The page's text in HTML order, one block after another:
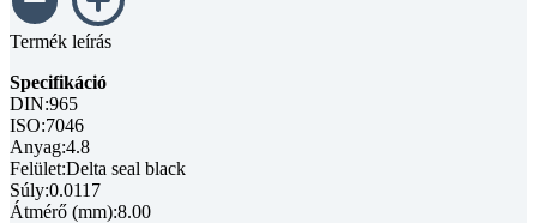
Termék leírás
Specifikáció
DIN:965
ISO:7046
Anyag:4.8
Felület:Delta seal black
Súly:0.0117
Átmérő (mm):8.00